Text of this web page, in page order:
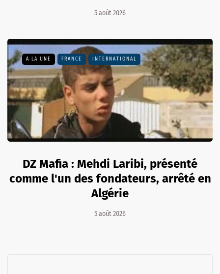
5 août 2026
A LA UNE FRANCE INTERNATIONAL
DZ Mafia : Mehdi Laribi, présenté
comme l'un des fondateurs, arrêté en
Algérie
5 août 2026